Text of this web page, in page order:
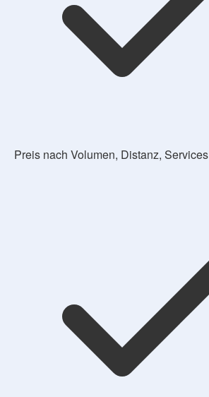
Preis nach Volumen, Distanz, Services